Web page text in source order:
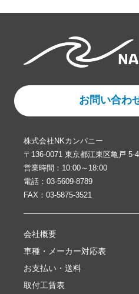
お問い合わ
株式会社NKカンパニー
〒136-0071 東京都江東区亀戸 5-
営業時間：10:00～18:00
電話：03-5609-8789
FAX：03-5875-3521
会社概要
車種・メーカー対応表
お支払い・送料
取付工賃表